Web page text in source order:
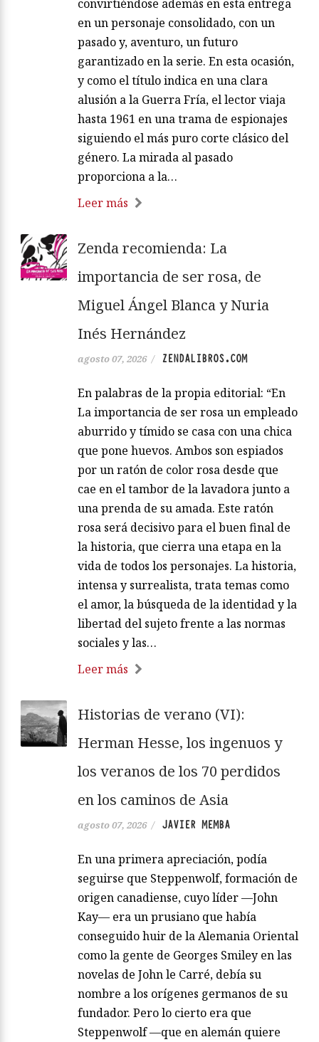
convirtiéndose además en esta entrega
en un personaje consolidado, con un
pasado y, aventuro, un futuro
garantizado en la serie. En esta ocasión,
y como el título indica en una clara
alusión a la Guerra Fría, el lector viaja
hasta 1961 en una trama de espionajes
siguiendo el más puro corte clásico del
género. La mirada al pasado
proporciona a la…
Leer más
Zenda recomienda: La
importancia de ser rosa, de
Miguel Ángel Blanca y Nuria
Inés Hernández
agosto 07, 2026 / ZENDALIBROS.COM
En palabras de la propia editorial: “En
La importancia de ser rosa un empleado
aburrido y tímido se casa con una chica
que pone huevos. Ambos son espiados
por un ratón de color rosa desde que
cae en el tambor de la lavadora junto a
una prenda de su amada. Este ratón
rosa será decisivo para el buen final de
la historia, que cierra una etapa en la
vida de todos los personajes. La historia,
intensa y surrealista, trata temas como
el amor, la búsqueda de la identidad y la
libertad del sujeto frente a las normas
sociales y las…
Leer más
Historias de verano (VI):
Herman Hesse, los ingenuos y
los veranos de los 70 perdidos
en los caminos de Asia
agosto 07, 2026 / JAVIER MEMBA
En una primera apreciación, podía
seguirse que Steppenwolf, formación de
origen canadiense, cuyo líder —John
Kay— era un prusiano que había
conseguido huir de la Alemania Oriental
como la gente de Georges Smiley en las
novelas de John le Carré, debía su
nombre a los orígenes germanos de su
fundador. Pero lo cierto era que
Steppenwolf —que en alemán quiere